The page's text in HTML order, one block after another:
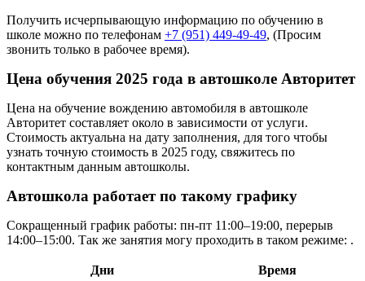
Получить исчерпывающую информацию по обучению в
школе можно по телефонам +7 (951) 449-49-49, (Просим
звонить только в рабочее время).
Цена обучения 2025 года в автошколе Авторитет
Цена на обучение вождению автомобиля в автошколе
Авторитет составляет около в зависимости от услуги.
Стоимость актуальна на дату заполнения, для того чтобы
узнать точную стоимость в 2025 году, свяжитесь по
контактным данным автошколы.
Автошкола работает по такому графику
Сокращенный график работы: пн-пт 11:00–19:00, перерыв
14:00–15:00. Так же занятия могу проходить в таком режиме: .
Дни
Время